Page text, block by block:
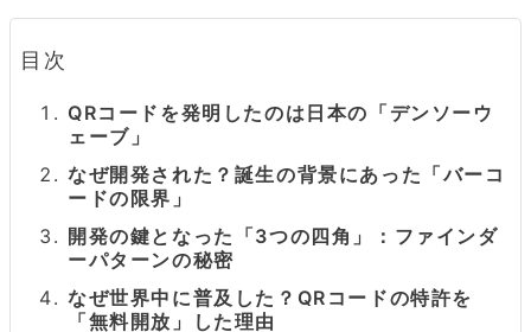
目次
QRコードを発明したのは日本の「デンソーウ
ェーブ」
なぜ開発された？誕生の背景にあった「バーコ
ードの限界」
開発の鍵となった「3つの四角」：ファインダ
ーパターンの秘密
なぜ世界中に普及した？QRコードの特許を
「無料開放」した理由